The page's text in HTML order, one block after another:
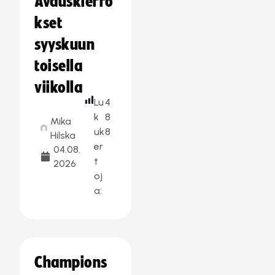
kset
syyskuun
toisella
viikolla
Mika
Hilska
04.08.
2026
Lu
k
uk
er
t
oj
a:
4
8
8
Champions